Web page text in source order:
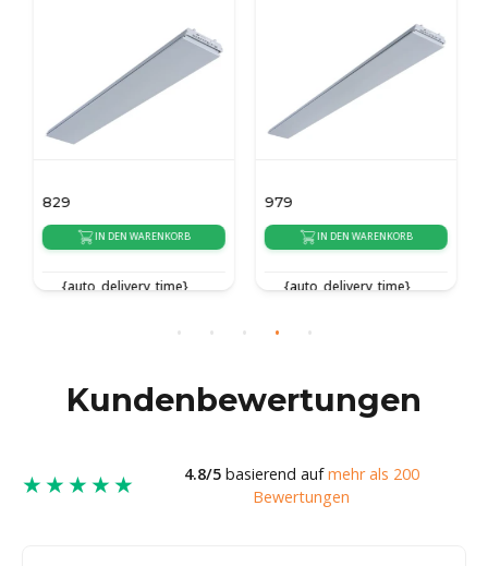
829
IN DEN WARENKORB
{auto_delivery_time}
979
IN DEN WARENKORB
{auto_delivery_time}
Kundenbewertungen
★★★★★ 4.8/5basierend aufmehr als 200
Bewertungen